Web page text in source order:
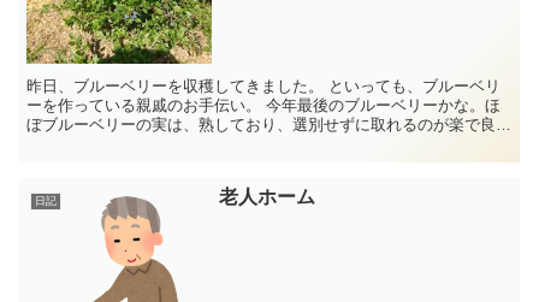
昨日、ブルーベリーを収穫してきました。 といっても、ブルーベリ
ーを作っている親戚のお手伝い。 今年最後のブルーベリーかな。ほ
ぼブルーベリーの実は、熟しており、選別せずに取れるのが楽で良い
日記 老人ホーム